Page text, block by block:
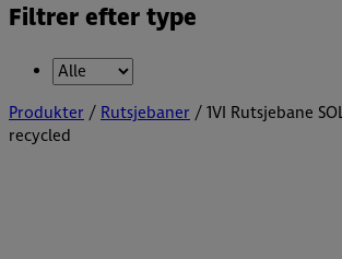
Filtrer efter type
Produkter/Rutsjebaner/ 1VI Rutsjebane
recycled